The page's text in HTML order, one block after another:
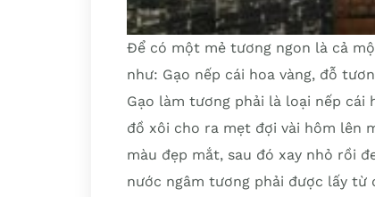
Để có một mẻ tương ngon là cả
như: Gạo nếp cái hoa vàng, đỗ
Gạo làm tương phải là loại nếp cái
đồ xôi cho ra mẹt đợi vài hôm lên
màu đẹp mắt, sau đó xay nhỏ rồi
nước ngâm tương phải được lấy từ